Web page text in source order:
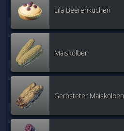
Lila Beerenkuchen
Maiskolben
Gerösteter Maiskolben